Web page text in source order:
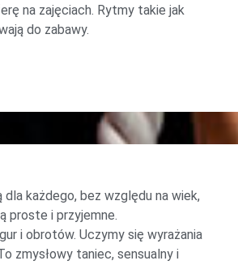
na zajęciach. Rytmy takie jak
do zabawy.
każdego, bez względu na wiek,
proste i przyjemne.
i obrotów. Uczymy się wyrażania
zmysłowy taniec, sensualny i